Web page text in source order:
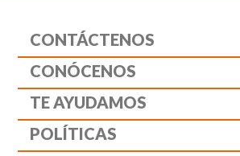
CONTÁCTENOS
CONÓCENOS
TE AYUDAMOS
POLÍTICAS